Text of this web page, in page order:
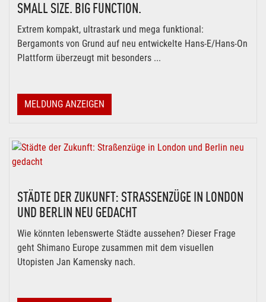
SMALL SIZE. BIG FUNCTION.
Extrem kompakt, ultrastark und mega funktional:
Bergamonts von Grund auf neu entwickelte Hans-E/Hans-On
Plattform überzeugt mit besonders ...
MELDUNG ANZEIGEN
STÄDTE DER ZUKUNFT: STRASSENZÜGE IN LONDON U
ND BERLIN NEU GEDACHT
Wie könnten lebenswerte Städte aussehen? Dieser Frage
geht Shimano Europe zusammen mit dem visuellen
Utopisten Jan Kamensky nach.